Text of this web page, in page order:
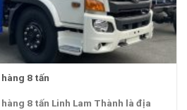
8 tấn
8 tấn Linh Lam Thành là địa